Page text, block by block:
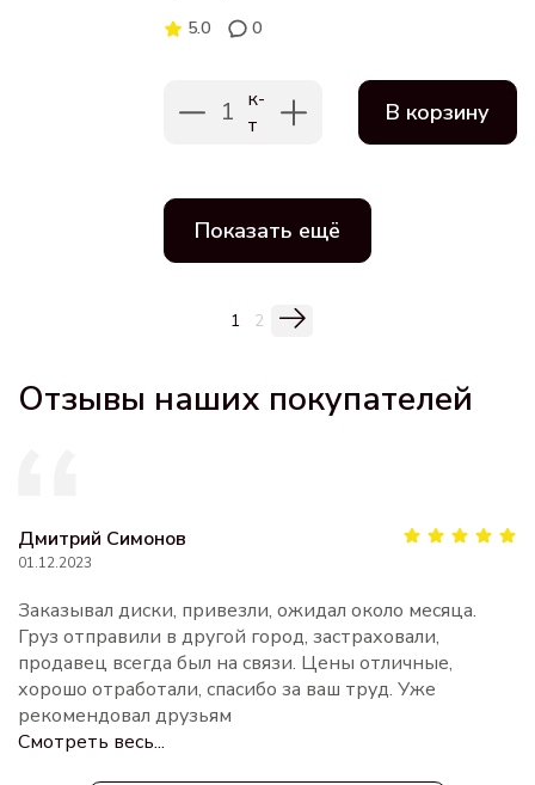
5.0 0
1 к-
т
В корзину
Показать ещё
1 2
Отзывы наших покупателей
Дмитрий Симонов
01.12.2023
Заказывал диски, привезли, ожидал около месяца.
Груз отправили в другой город, застраховали,
продавец всегда был на связи. Цены отличные,
хорошо отработали, спасибо за ваш труд. Уже
рекомендовал друзьям
Смотреть весь...